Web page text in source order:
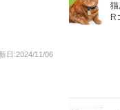
日:2024/11/06
R